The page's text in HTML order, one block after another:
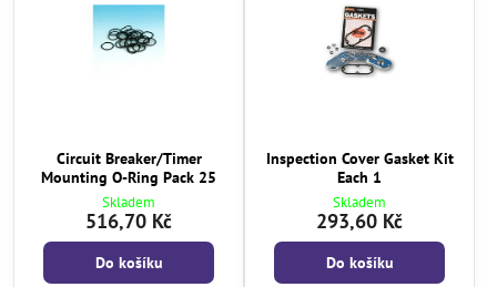
Circuit Breaker/Timer
Mounting O-Ring Pack 25
Skladem
516,70 Kč
Do košíku
Inspection Cover Gasket Kit
Each 1
Skladem
293,60 Kč
Do košíku